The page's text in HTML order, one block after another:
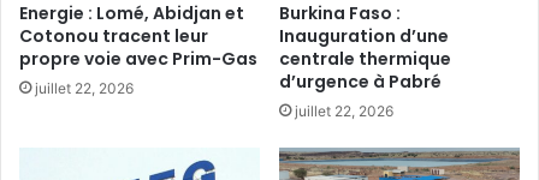
Energie : Lomé, Abidjan et
Cotonou tracent leur
propre voie avec Prim-Gas‎
juillet 22, 2026
Burkina Faso :
Inauguration d’une
centrale thermique
d’urgence à Pabré
juillet 22, 2026